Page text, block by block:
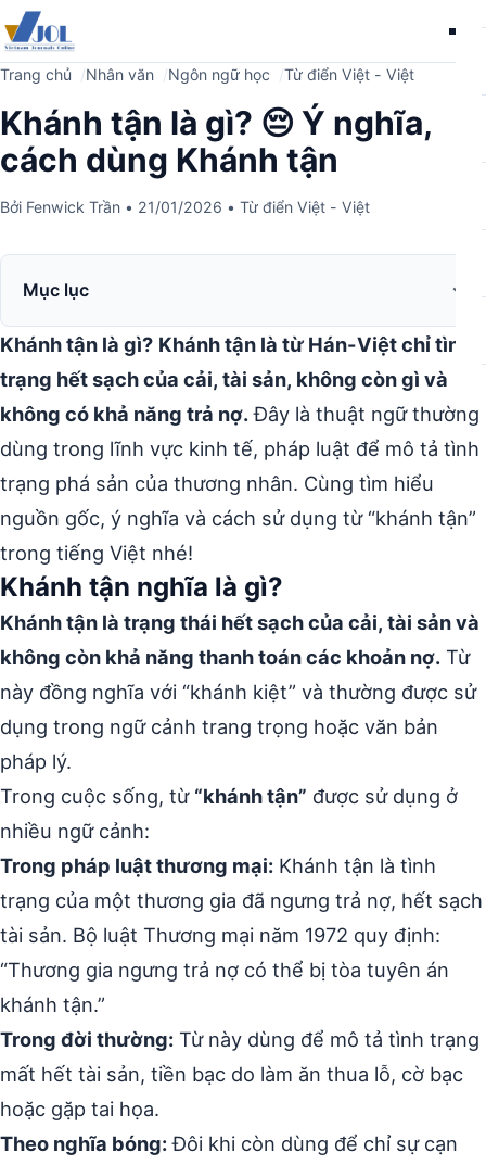
Trang chủ Nhân văn Ngôn ngữ học Từ điển Việt - Việt
Khánh tận là gì? 😔 Ý nghĩa,
cách dùng Khánh tận
Bởi Fenwick Trần • 21/01/2026 • Từ điển Việt - Việt
Mục lục
Khánh tận là gì? Khánh tận là từ Hán-Việt chỉ tình
trạng hết sạch của cải, tài sản, không còn gì và
không có khả năng trả nợ.Đây là thuật ngữ thường
dùng trong lĩnh vực kinh tế, pháp luật để mô tả tình
trạng phá sản của thương nhân. Cùng tìm hiểu
nguồn gốc, ý nghĩa và cách sử dụng từ “khánh tận”
trong tiếng Việt nhé!
Khánh tận nghĩa là gì?
Khánh tận là trạng thái hết sạch của cải, tài sản và
không còn khả năng thanh toán các khoản nợ. Từ
này đồng nghĩa với “khánh kiệt” và thường được sử
dụng trong ngữ cảnh trang trọng hoặc văn bản
pháp lý.
Trong cuộc sống, từ “khánh tận” được sử dụng ở
nhiều ngữ cảnh:
Trong pháp luật thương mại: Khánh tận là tình
trạng của một thương gia đã ngưng trả nợ, hết sạch
tài sản. Bộ luật Thương mại năm 1972 quy định:
“Thương gia ngưng trả nợ có thể bị tòa tuyên án
khánh tận.”
Trong đời thường: Từ này dùng để mô tả tình trạng
mất hết tài sản, tiền bạc do làm ăn thua lỗ, cờ bạc
hoặc gặp tai họa.
Theo nghĩa bóng:Đôi khi còn dùng để chỉ sự cạn